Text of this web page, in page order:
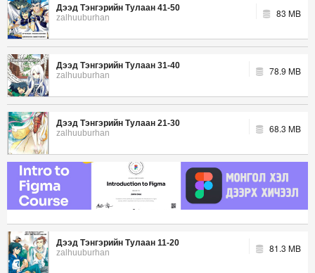
Дээд Тэнгэрийн Тулаан 41-50
zalhuuburhan
83 MB
Дээд Тэнгэрийн Тулаан 31-40
zalhuuburhan
78.9 MB
Дээд Тэнгэрийн Тулаан 21-30
zalhuuburhan
68.3 MB
Дээд Тэнгэрийн Тулаан 11-20
zalhuuburhan
81.3 MB